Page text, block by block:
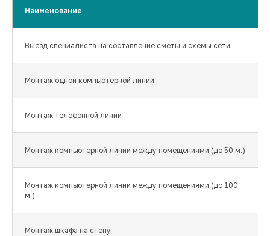
Наименование
Выезд специалиста на составление сметы и схемы сети
Монтаж одной компьютерной линии
Монтаж телефонной линии
Монтаж компьютерной линии между помещениями (до 50 м.)
Монтаж компьютерной линии между помещениями (до 100
м.)
Монтаж шкафа на стену